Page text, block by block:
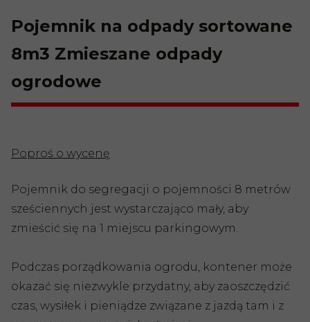
Pojemnik na odpady sortowane
8m3 Zmieszane odpady
ogrodowe
Poproś o wycenę
Pojemnik do segregacji o pojemności 8 metrów
sześciennych jest wystarczająco mały, aby
zmieścić się na 1 miejscu parkingowym.
Podczas porządkowania ogrodu, kontener może
okazać się niezwykle przydatny, aby zaoszczędzić
czas, wysiłek i pieniądze związane z jazdą tam i z